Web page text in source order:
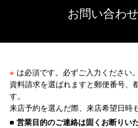
お問い合わ
※ は必須です。必ずご入力ください。
資料請求を選ばれますと郵便番号、
す。
来店予約を選んだ際、来店希望日時
■ 営業目的のご連絡は固くお断りい